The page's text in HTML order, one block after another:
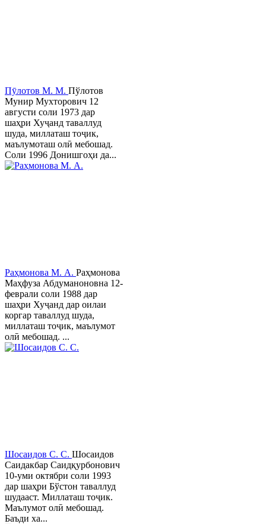
Пӯлотов М. М. Пўлотов
Мунир Мухторович 12
августи соли 1973 дар
шаҳри Хуҷанд таваллуд
шуда, миллаташ тоҷик,
маълумоташ олӣ мебошад.
Соли 1996 Донишгоҳи да...
Раҳмонова М. А. Раҳмонова
Маҳфуза Абдуманоновна 12-
феврали соли 1988 дар
шаҳри Хуҷанд дар оилаи
коргар таваллуд шуда,
миллаташ тоҷик, маълумот
олӣ мебошад. ...
Шосаидов С. С. Шосаидов
Саидакбар Саидқурбонович
10-уми октябри соли 1993
дар шаҳри Бўстон таваллуд
шудааст. Миллаташ тоҷик.
Маълумот олӣ мебошад.
Баъди ха...